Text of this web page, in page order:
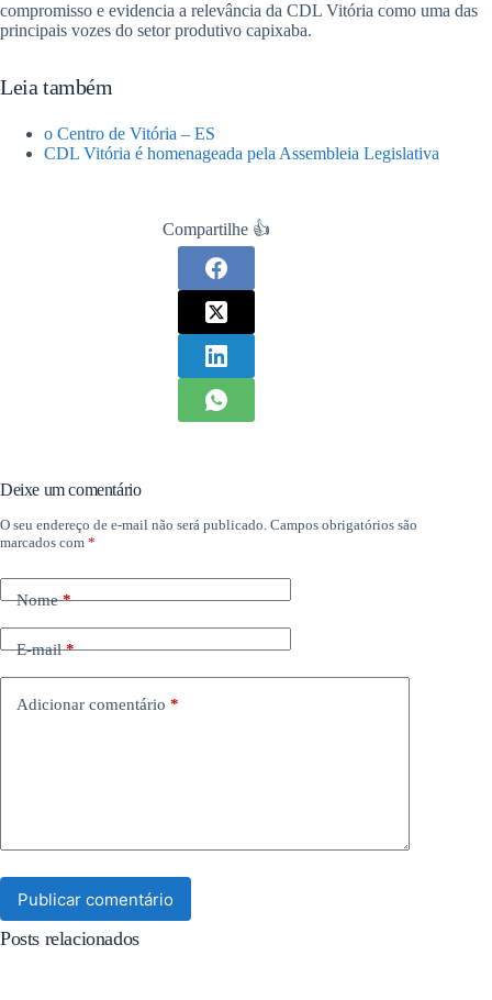
compromisso e evidencia a relevância da CDL Vitória como uma das
principais vozes do setor produtivo capixaba.
Leia também
o Centro de Vitória – ES
CDL Vitória é homenageada pela Assembleia Legislativa
Compartilhe 👍
Deixe um comentário
O seu endereço de e-mail não será publicado. Campos obrigatórios são
marcados com *
Nome*
E-mail*
Adicionar comentário *
Publicar comentário
Posts relacionados